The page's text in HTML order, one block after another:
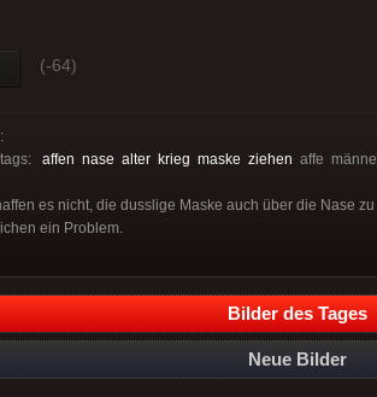
(-64)
affen nase alter krieg maske ziehen affe
es nicht, die dusslige Maske auch über die Nase
ein Problem.
Bilder des Tages
Neue Bilder